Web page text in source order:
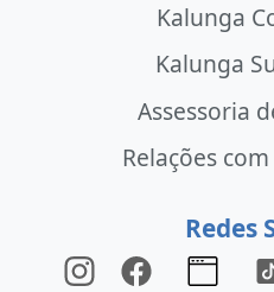
Kalunga
Kalunga
Assessoria
Relações
Redes